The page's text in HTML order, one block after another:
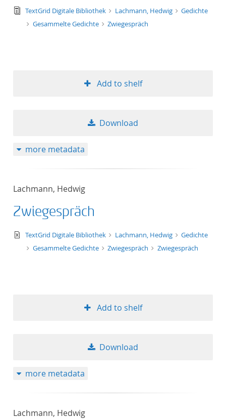
text/tg.edition+tg.aggregation+xml
TextGrid Digitale Bibliothek Lachmann, Hedwig
Gedichte
Gesammelte Gedichte
Zwiegespräch
Add to shelf
Download
more metadata
Lachmann, Hedwig
Zwiegespräch
text/xml
TextGrid Digitale Bibliothek Lachmann, Hedwig
Gedichte
Gesammelte Gedichte
Zwiegespräch Zwiegespräch
Add to shelf
Download
more metadata
Lachmann, Hedwig